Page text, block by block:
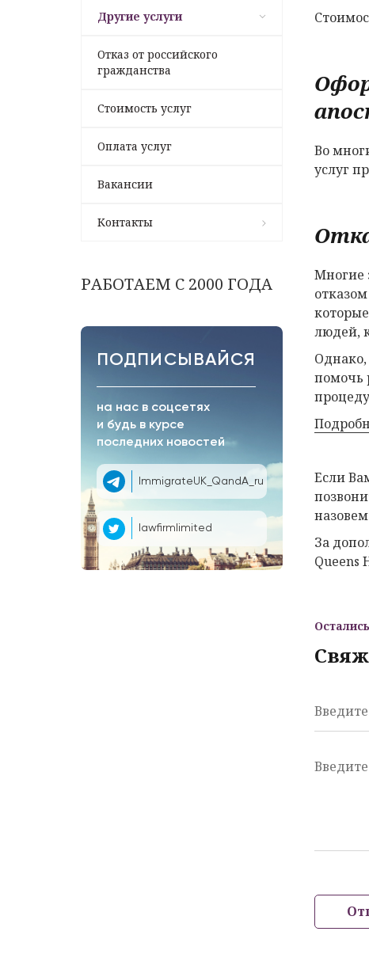
Другие услуги
Отказ от российского
гражданства
Стоимость услуг
Оплата услуг
Вакансии
Контакты
РАБОТАЕМ С 2000 ГОДА
ПОДПИСЫВАЙСЯ
на нас в соцсетях
и будь в курсе
последних новостей
ImmigrateUK_QandA_ru
lawfirmlimited
Во
услуг
Многие
людей,
помочь
Если
За
Queens